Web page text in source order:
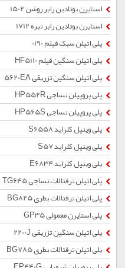
استایرن بوتادین رابر روشن 1502
استایرن بوتادین رابر تیره 1712
پلی اتیلن سبک فیلم 0190
پلی اتیلن سنگین فیلم HF5110
پلی اتیلن سنگین تزریقی 5620EA
پلی پروپیلن نساجی HP552R
پلی پروپیلن نساجی HP565S
پلی وینیل کلراید S6558
پلی وینیل کلراید S57
پلی وینیل کلراید E6834
پلی اتیلن ترفتالات نساجی TG645
پلی اتیلن ترفتالات بطری BG825
پلی استایرن معمولی GP35
پلی اتیلن سنگین تزریقی 2200J
پلی اتیلن ترفتالات بطری BG785